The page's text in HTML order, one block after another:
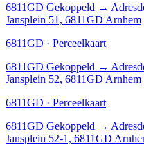
6811GD Gekoppeld →
Jansplein 51, 6811GD Arnhem
6811GD · Perceelkaart
6811GD Gekoppeld →
Jansplein 52, 6811GD Arnhem
6811GD · Perceelkaart
6811GD Gekoppeld →
Jansplein 52-1, 6811GD